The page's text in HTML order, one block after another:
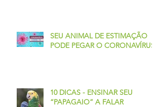
SEU ANIMAL DE ESTIMAÇÃO
PODE PEGAR O CORONAVÍRUS?
10 DICAS - ENSINAR SEU
“PAPAGAIO” A FALAR